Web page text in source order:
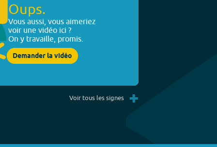
Oups.
Vous aussi, vous aimeriez
voir une vidéo ici ?
On y travaille, promis.
Demander la vidéo
Voir tous les signes +